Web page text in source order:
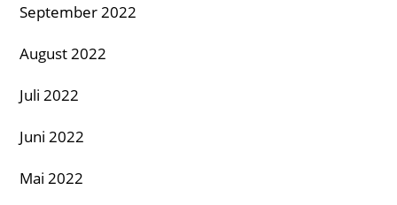
September 2022
August 2022
Juli 2022
Juni 2022
Mai 2022